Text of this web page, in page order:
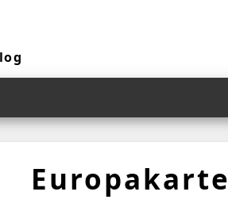
Europakarte